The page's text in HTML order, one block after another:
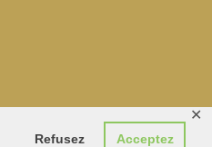
Refusez Acceptez
✕